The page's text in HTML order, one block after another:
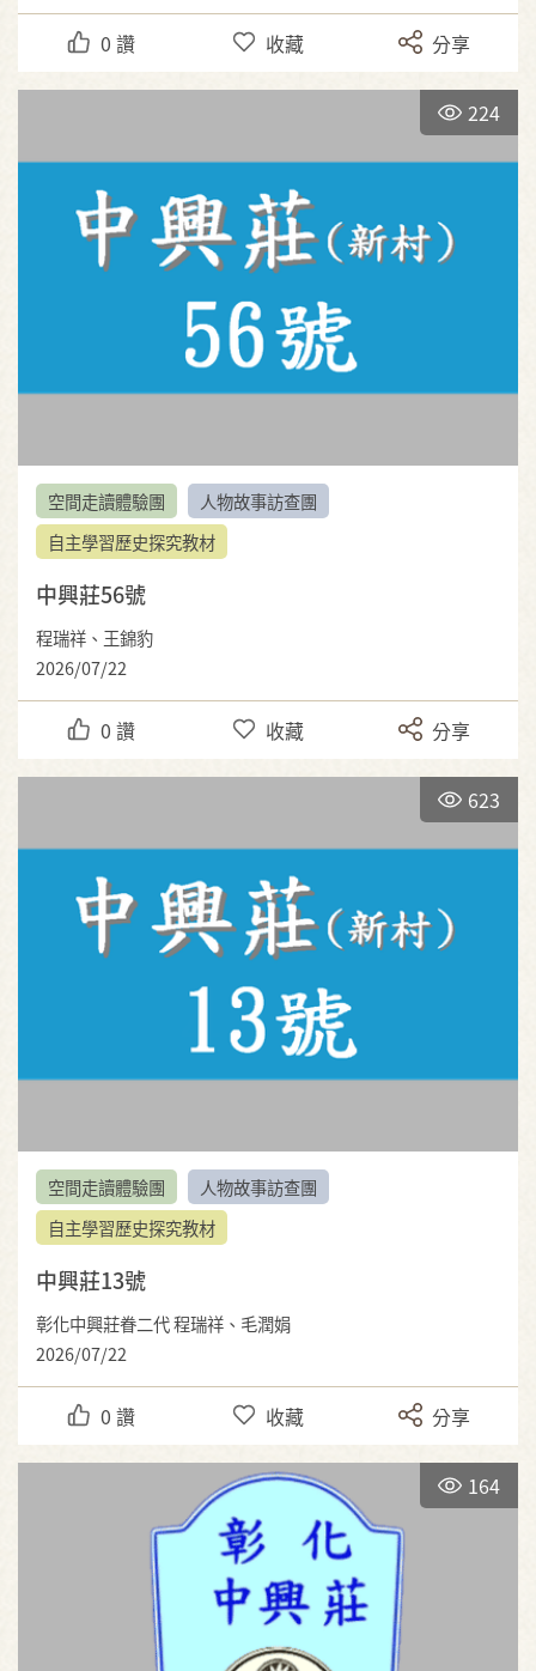
0 讚 收藏 分享
224
空間走讀體驗團
人物故事訪查團
自主學習歷史探究教材
中興莊56號
程瑞祥、王錦豹
2026/07/22
0 讚 收藏 分享
623
空間走讀體驗團
人物故事訪查團
自主學習歷史探究教材
中興莊13號
彰化中興莊眷二代 程瑞祥、毛潤娟
2026/07/22
0 讚 收藏 分享
164